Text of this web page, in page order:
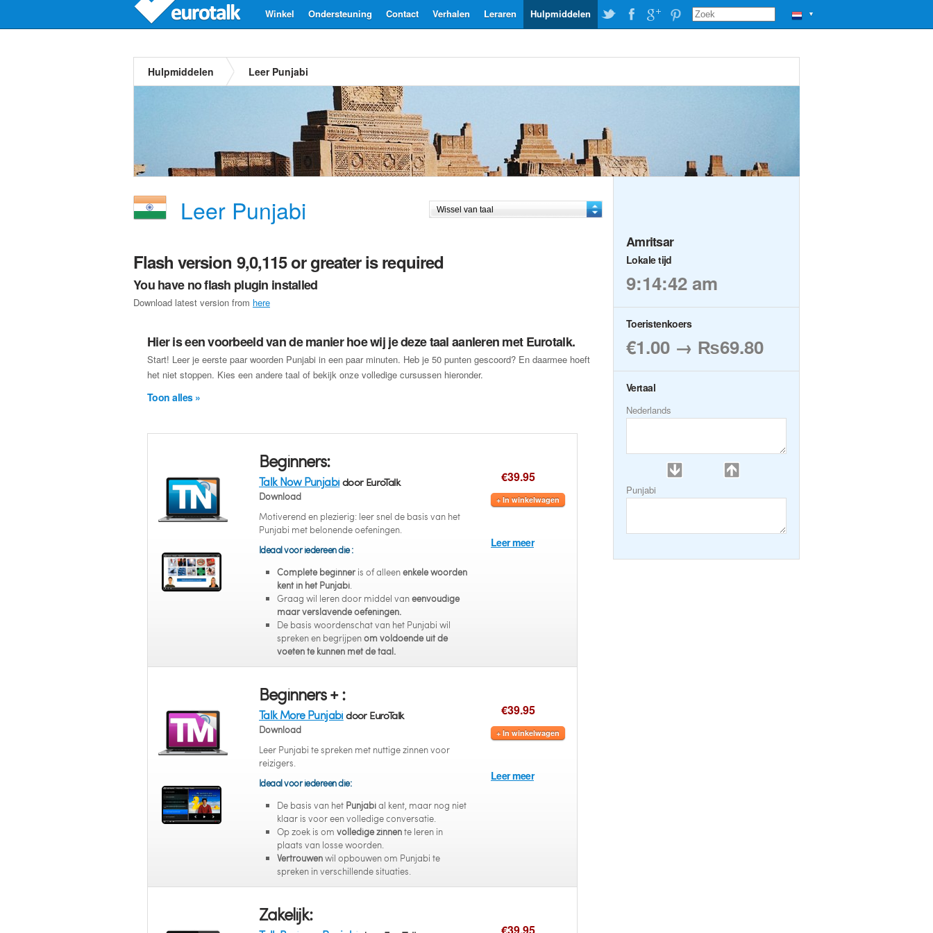
▼
Hulpmiddelen
Leraren
Verhalen
Contact
Ondersteuning
Winkel
Hulpmiddelen Leer Punjabi
Leer Punjabi
Flash version 9,0,115 or greater is required
You have no flash plugin installed
Download latest version from here
Hier is een voorbeeld van de manier hoe wij je deze taal aanleren met Eurotalk.
Start! Leer je eerste paar woorden Punjabi in een paar minuten. Heb je 50 punten gescoord? En daarmee hoeft
het niet stoppen. Kies een andere taal of bekijk onze volledige cursussen hieronder.
Toon alles »
Beginners:
Talk Now Punjabi door EuroTalk
Download
Motiverend en plezierig: leer snel de basis van het
Punjabi met belonende oefeningen.
Ideaal voor iedereen die :
Complete beginner is of alleenenkele woorden
kent in het Punjabi.
Graag wil leren door middel vaneenvoudige
maar verslavende oefeningen.
De basis woordenschat van het Punjabi wil
spreken en begrijpenom voldoende uit de
voeten te kunnen met de taal.
€39.95
+ In winkelwagen
Leer meer
Beginners + :
Talk More Punjabi door EuroTalk
Download
Leer Punjabi te spreken met nuttige zinnen voor
reizigers.
Ideaal voor iedereen die:
De basis van het Punjabial kent, maar nog niet
klaar is voor een volledige conversatie.
Op zoek is om volledige zinnente leren in
plaats van losse woorden.
Vertrouwenwil opbouwen om Punjabi te
spreken in verschillende situaties.
€39.95
+ In winkelwagen
Leer meer
Zakelijk:
Amritsar
Lokale tijd
9:14:42 am
Toeristenkoers
€1.00 → ₨69.80
Vertaal
Nederlands
Punjabi